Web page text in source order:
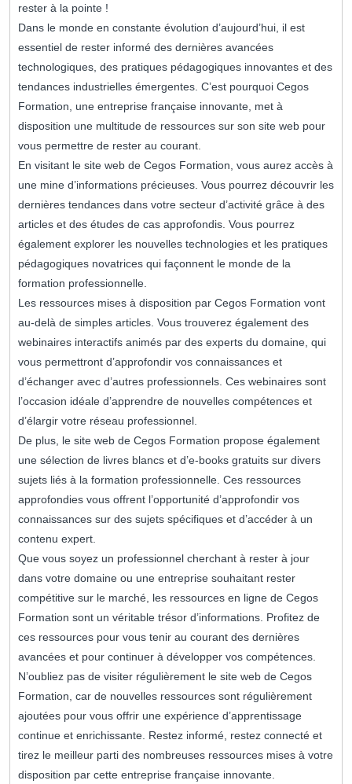
rester à la pointe !
Dans le monde en constante évolution d’aujourd’hui, il est
essentiel de rester informé des dernières avancées
technologiques, des pratiques pédagogiques innovantes et des
tendances industrielles émergentes. C’est pourquoi Cegos
Formation, une entreprise française innovante, met à
disposition une multitude de ressources sur son site web pour
vous permettre de rester au courant.
En visitant le site web de Cegos Formation, vous aurez accès à
une mine d’informations précieuses. Vous pourrez découvrir les
dernières tendances dans votre secteur d’activité grâce à des
articles et des études de cas approfondis. Vous pourrez
également explorer les nouvelles technologies et les pratiques
pédagogiques novatrices qui façonnent le monde de la
formation professionnelle.
Les ressources mises à disposition par Cegos Formation vont
au-delà de simples articles. Vous trouverez également des
webinaires interactifs animés par des experts du domaine, qui
vous permettront d’approfondir vos connaissances et
d’échanger avec d’autres professionnels. Ces webinaires sont
l’occasion idéale d’apprendre de nouvelles compétences et
d’élargir votre réseau professionnel.
De plus, le site web de Cegos Formation propose également
une sélection de livres blancs et d’e-books gratuits sur divers
sujets liés à la formation professionnelle. Ces ressources
approfondies vous offrent l’opportunité d’approfondir vos
connaissances sur des sujets spécifiques et d’accéder à un
contenu expert.
Que vous soyez un professionnel cherchant à rester à jour
dans votre domaine ou une entreprise souhaitant rester
compétitive sur le marché, les ressources en ligne de Cegos
Formation sont un véritable trésor d’informations. Profitez de
ces ressources pour vous tenir au courant des dernières
avancées et pour continuer à développer vos compétences.
N’oubliez pas de visiter régulièrement le site web de Cegos
Formation, car de nouvelles ressources sont régulièrement
ajoutées pour vous offrir une expérience d’apprentissage
continue et enrichissante. Restez informé, restez connecté et
tirez le meilleur parti des nombreuses ressources mises à votre
disposition par cette entreprise française innovante.